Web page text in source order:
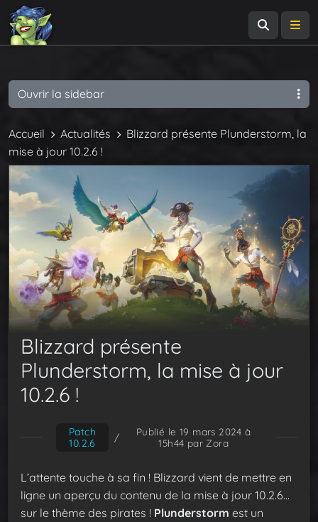
Accueil Actualités
Blizzard présente Plunderstorm, la
mise à jour 10.2.6 !
Blizzard présente
Plunderstorm, la mise à jour
10.2.6 !
Patch
10.2.6
/
Publié le 19 mars 2024 à
15h44 par Zora
L’attente touche à sa fin ! Blizzard vient de mettre en
ligne un aperçu du contenu de la mise à jour 10.2.6…
sur le thème des pirates ! Plunderstorm est un
Ouvrir la sidebar